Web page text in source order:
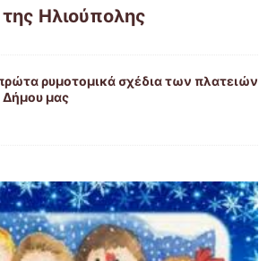
της Ηλιούπολης
ρυμοτομικά σχέδια των πλατειών
Δήμου μας